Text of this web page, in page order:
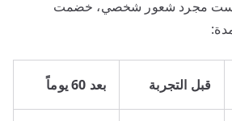
ليست مجرد شعور شخصي، خضمت
قبل التجربة بعد 60 يوماً